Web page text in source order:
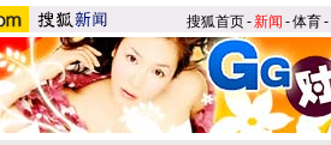
搜狐首页-新闻 -体育-